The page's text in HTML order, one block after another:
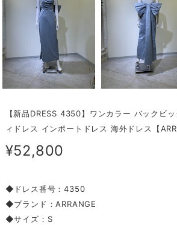
【新品DRESS 4350】ワンカラー バックビ
ィドレス インポートドレス 海外ドレス【
¥52,800
◆ドレス番号：4350
◆ブランド：ARRANGE
◆サイズ：S